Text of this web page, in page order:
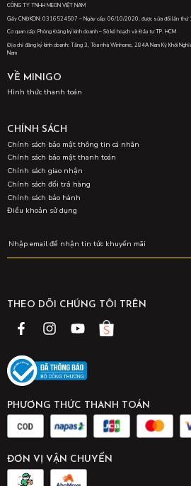
CÔNG TY TNHH MEON VIỆT NAM
Giấy CNĐKDN: 0316524507 – Ngày cấp: 06/10/2020, được sửa đổi lần
Cơ quan cấp: Phòng Đăng ký kinh doanh – Sở kế hoạch và Đầu tư TP. HCM
Địa chỉ đăng ký kinh doanh: Tầng 3, Tòa nhà Winhome, 284A Nam Kỳ Khởi
Nam
VỀ MINIGO
Hình thức thanh toán
CHÍNH SÁCH
Chính sách bảo mật thông tin cá nhân
Chính sách bảo mật thanh toán
Chính sách giao nhận
Chính sách đổi trả hàng
Chính sách bảo hành
Điều khoản sử dụng
THEO DÕI CHÚNG TÔI TRÊN
PHƯƠNG THỨC THANH TOÁN
ĐƠN VỊ VẬN CHUYỂN